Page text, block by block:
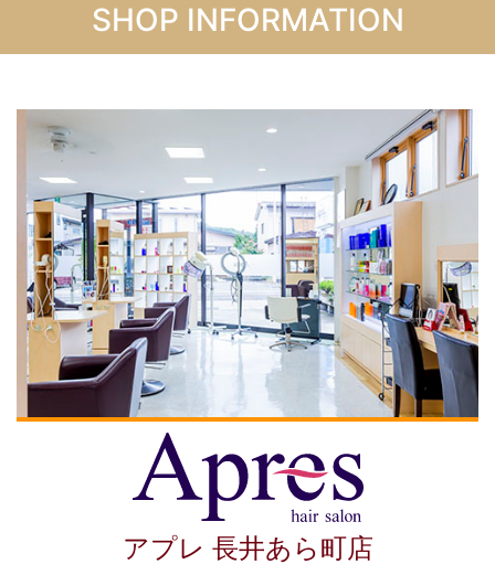
SHOP INFORMATION
アプレ 長井あら町店